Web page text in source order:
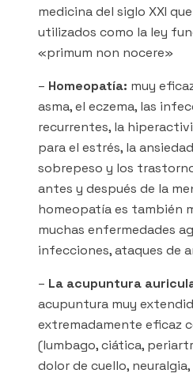
medicina del siglo XXI
utilizados como la ley
«primum non nocere»
– Homeopatía: muy
asma, el eczema, las
recurrentes, la
para el estrés, la
sobrepeso y los
antes y después de la
homeopatía es también
muchas enfermedades
infecciones, ataques de
– La acupuntura
acupuntura muy
extremadamente eficaz
(lumbago, ciática,
dolor de cuello,